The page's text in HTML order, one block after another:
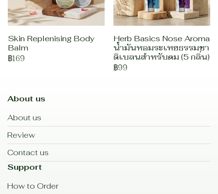
Skin Replenising Body
Balm
฿169
Herb Basics Nose Aroma
น้ำมันหอมระเหยธรรมชา
ติเบลนสำหรับดม (5 กลิ่น)
฿99
About us
About us
Review
Contact us
Support
How to Order